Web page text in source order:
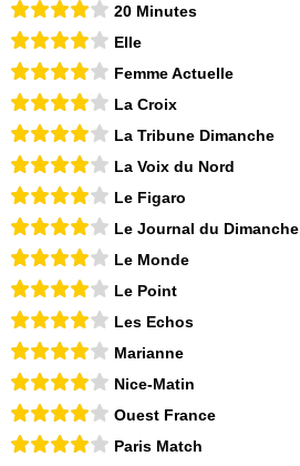
20 Minutes
Elle
Femme Actuelle
La Croix
La Tribune Dimanche
La Voix du Nord
Le Figaro
Le Journal du Dimanche
Le Monde
Le Point
Les Echos
Marianne
Nice-Matin
Ouest France
Paris Match